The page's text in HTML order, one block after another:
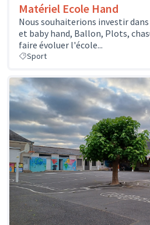
Matériel Ecole Hand
Nous souhaiterions investir
et baby hand, Ballon, Plots,
faire évoluer l'école...
Sport